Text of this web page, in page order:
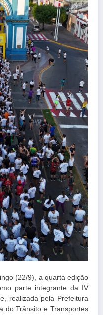
(22/9), a quarta edição
parte integrante da IV
realizada pela Prefeitura
do Trânsito e Transportes